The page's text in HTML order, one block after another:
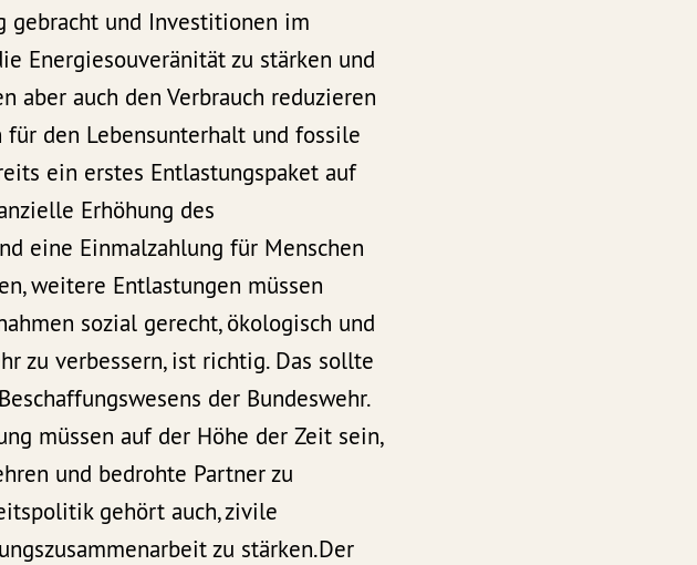
gebracht und Investitionen im
Energiesouveränität zu stärken und
aber auch den Verbrauch reduzieren
den Lebensunterhalt und fossile
ein erstes Entlastungspaket auf
Erhöhung des
eine Einmalzahlung für Menschen
weitere Entlastungen müssen
sozial gerecht, ökologisch und
zu verbessern, ist richtig. Das sollte
der Bundeswehr.
müssen auf der Höhe der Zeit sein,
und bedrohte Partner zu
gehört auch, zivile
zu stärken.Der